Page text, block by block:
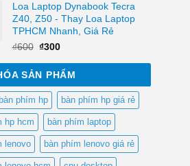
là:
₫450,000.
tại
là:
₫250,000.
Loa Laptop Dynabook Tecra
Z40, Z50 - Thay Loa Laptop
TPHCM Nhanh, Giá Rẻ
₫600 Giá
là:
₫300Giá
tại
₫300.
SẢN PHẨM
bàn phím hp bàn phím hp giá rẻ
hp hcm bàn phím laptop
lenovo bàn phím lenovo giá rẻ